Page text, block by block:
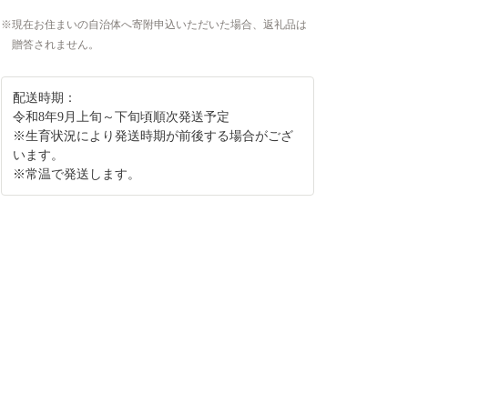
現在お住まいの自治体へ寄附申込いただいた場合、返礼品は
贈答されません。
配送時期：
令和8年9月上旬～下旬頃順次発送予定
※生育状況により発送時期が前後する場合がござ
います。
※常温で発送します。